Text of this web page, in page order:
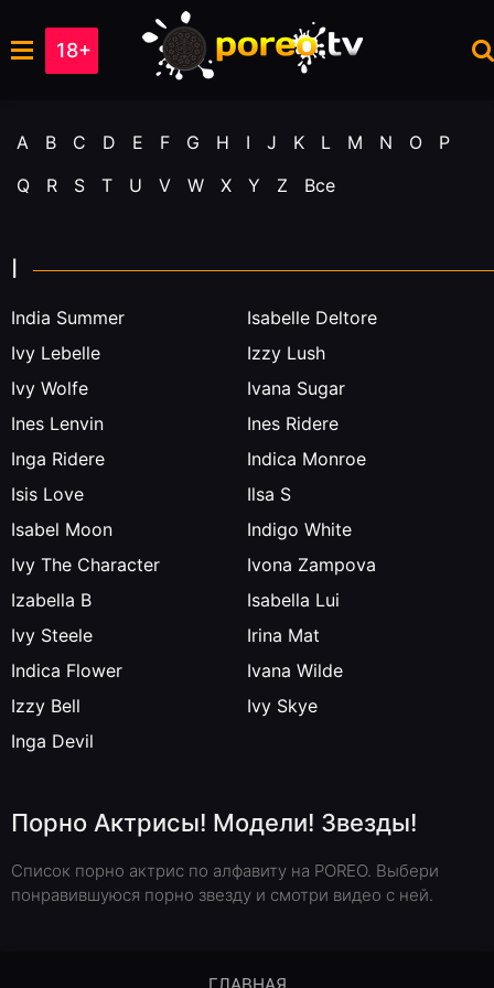
18+
A B C D E F G H I J K L M N O
P
Q
R S T U V W X Y Z Все
I
India Summer
Isabelle Deltore
Ivy Lebelle
Izzy Lush
Ivy Wolfe
Ivana Sugar
Ines Lenvin
Ines Ridere
Inga Ridere
Indica Monroe
Isis Love
Ilsa S
Isabel Moon
Indigo White
Ivy The Character
Ivona Zampova
Izabella B
Isabella Lui
Ivy Steele
Irina Mat
Indica Flower
Ivana Wilde
Izzy Bell
Ivy Skye
Inga Devil
Порно Актрисы! Модели! Звезды!
Список порно актрис по алфавиту на POREO. Выбери
понравившуюся порно звезду и смотри видео с ней.